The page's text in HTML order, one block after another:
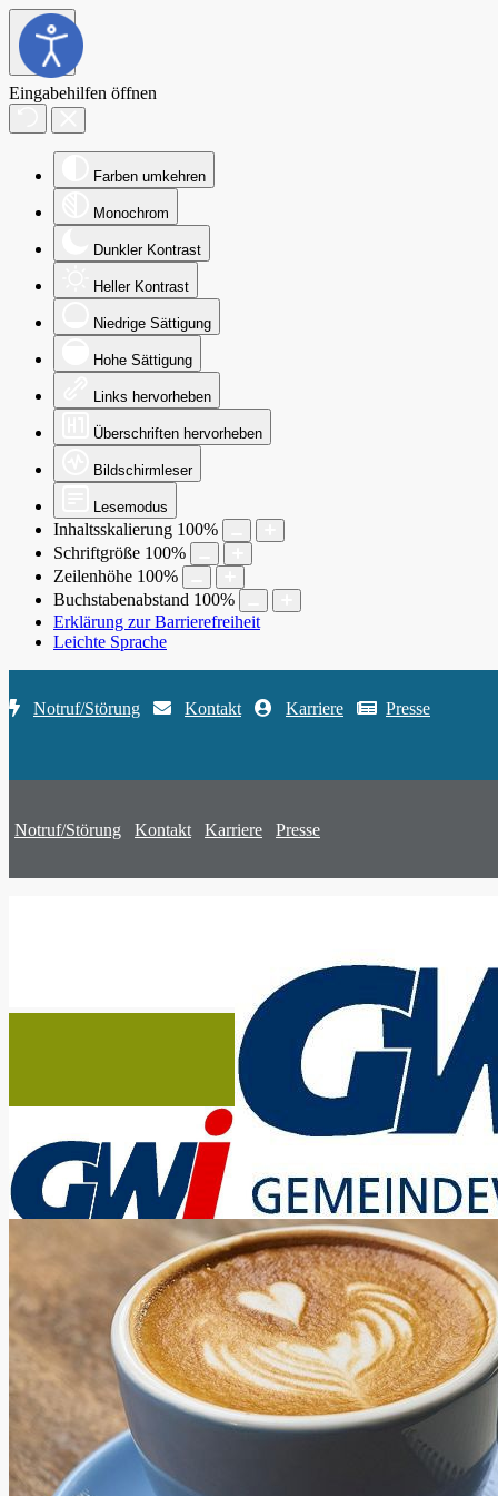
Eingabehilfen öffnen
Farben umkehren
Monochrom
Dunkler Kontrast
Heller Kontrast
Niedrige Sättigung
Hohe Sättigung
Links hervorheben
Überschriften hervorheben
Bildschirmleser
Lesemodus
Inhaltsskalierung 100%
Schriftgröße 100%
Zeilenhöhe 100%
Buchstabenabstand 100%
Erklärung zur Barrierefreiheit
Leichte Sprache
Notruf/Störung Kontakt Karriere Presse
Notruf/Störung Kontakt Karriere Presse
Strom
Strom für privat & geschäft
Privatkunden | Tarife
Geschäftskunden | Tarife
Dynamischer Stromtarif
Ob kosten- oder